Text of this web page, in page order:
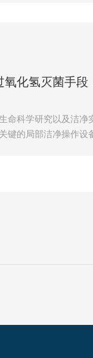
氧化氢灭菌手段
命科学研究以及洁净
键的局部洁净操作设